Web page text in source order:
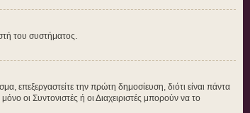
του συστήματος.
επεξεργαστείτε την πρώτη δημοσίευση, διότι είναι πάντα
οι Συντονιστές ή οι Διαχειριστές μπορούν να το